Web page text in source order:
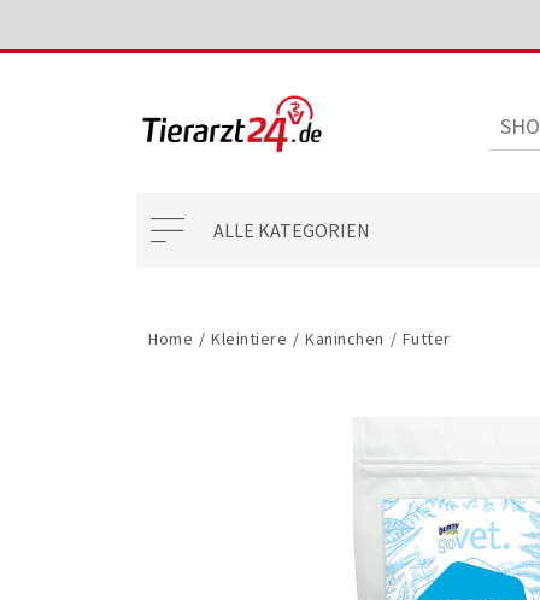
ALLE KATEGORIEN
Home / Kleintiere / Kaninchen / Futter